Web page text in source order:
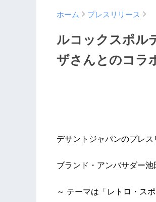
ホーム プレスリリース
ルコックスポル
ザさんとのコラ
デサントジャパンのプレス
ブランド・アンバサダー
～ テーマは「レトロ・スポ